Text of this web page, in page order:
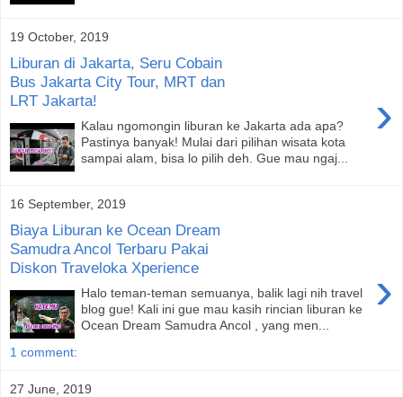
19 October, 2019
Liburan di Jakarta, Seru Cobain
Bus Jakarta City Tour, MRT dan
LRT Jakarta!
›
Kalau ngomongin liburan ke Jakarta ada apa?
Pastinya banyak! Mulai dari pilihan wisata kota
sampai alam, bisa lo pilih deh. Gue mau ngaj...
16 September, 2019
Biaya Liburan ke Ocean Dream
Samudra Ancol Terbaru Pakai
Diskon Traveloka Xperience
›
Halo teman-teman semuanya, balik lagi nih travel
blog gue! Kali ini gue mau kasih rincian liburan ke
Ocean Dream Samudra Ancol , yang men...
1 comment:
27 June, 2019